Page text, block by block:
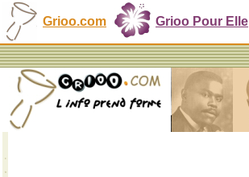
Grioo.com Grioo Pour Elle